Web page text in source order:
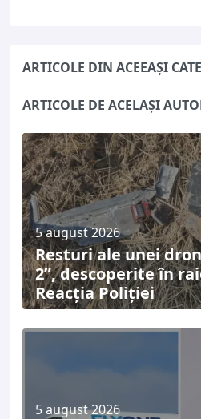
ARTICOLE DIN
ARTICOLE DE ACELAȘI
5 august 2026
Resturi ale unei
2”, descoperite în
Reacția Poliției
5 august 2026